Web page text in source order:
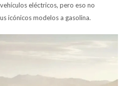
eléctricos, pero eso no
icónicos modelos a gasolina.